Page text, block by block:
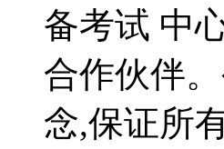
备考试 中
合作伙伴
念,保证所